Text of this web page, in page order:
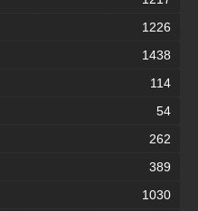
1226
1438
114
54
262
389
1030